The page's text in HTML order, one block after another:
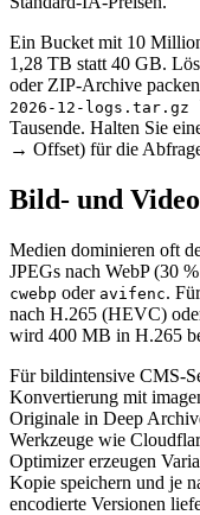
Ein Bucket mit 10
1,28 TB statt 40 GB.
oder ZIP-Archive
2026-12-logs.tar.gz
Tausende. Halten Sie
→ Offset) für die
Bild- und
Medien dominieren oft
JPEGs nach WebP (30
cwebp oder avifenc.
nach H.265 (HEVC)
wird 400 MB in H.265
Für bildintensive CMS-
Konvertierung mit
Originale in Deep
Werkzeuge wie
Optimizer erzeugen
Kopie speichern und je
encodierte Versionen